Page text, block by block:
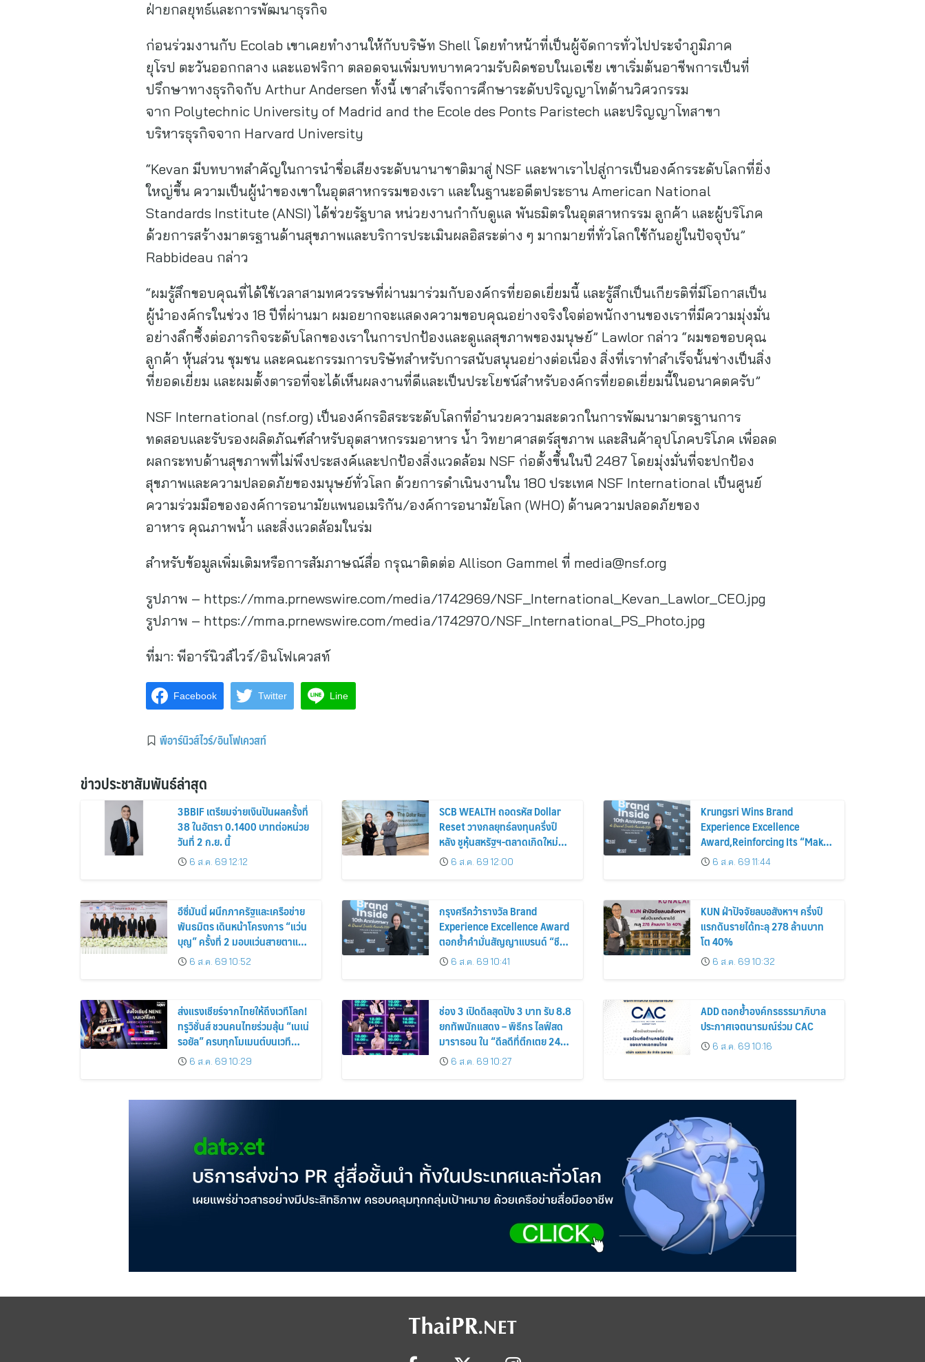
ฝ่ายกลยุทธ์และการพัฒนาธุรกิจ
ก่อนร่วมงานกับ Ecolab เขาเคยทำงานให้กับบริษัท Shell โดยทำหน้าที่เป็นผู้จัดการทั่วไปประจำภูมิภาค
ยุโรป ตะวันออกกลาง และแอฟริกา ตลอดจนเพิ่มบทบาทความรับผิดชอบในเอเชีย เขาเริ่มต้นอาชีพการเป็นที่
ปรึกษาทางธุรกิจกับ Arthur Andersen ทั้งนี้ เขาสำเร็จการศึกษาระดับปริญญาโทด้านวิศวกรรม
จาก Polytechnic University of Madrid and the Ecole des Ponts Paristech และปริญญาโทสาขา
บริหารธุรกิจจาก Harvard University
“Kevan มีบทบาทสำคัญในการนำชื่อเสียงระดับนานาชาติมาสู่ NSF และพาเราไปสู่การเป็นองค์กรระดับโลกที่ยิ่ง
ใหญ่ขึ้น ความเป็นผู้นำของเขาในอุตสาหกรรมของเรา และในฐานะอดีตประธาน American National
Standards Institute (ANSI) ได้ช่วยรัฐบาล หน่วยงานกำกับดูแล พันธมิตรในอุตสาหกรรม ลูกค้า และผู้บริโภค
ด้วยการสร้างมาตรฐานด้านสุขภาพและบริการประเมินผลอิสระต่าง ๆ มากมายที่ทั่วโลกใช้กันอยู่ในปัจจุบัน”
Rabbideau กล่าว
“ผมรู้สึกขอบคุณที่ได้ใช้เวลาสามทศวรรษที่ผ่านมาร่วมกับองค์กรที่ยอดเยี่ยมนี้ และรู้สึกเป็นเกียรติที่มีโอกาสเป็น
ผู้นำองค์กรในช่วง 18 ปีที่ผ่านมา ผมอยากจะแสดงความขอบคุณอย่างจริงใจต่อพนักงานของเราที่มีความมุ่งมั่น
อย่างลึกซึ้งต่อภารกิจระดับโลกของเราในการปกป้องและดูแลสุขภาพของมนุษย์” Lawlor กล่าว “ผมขอขอบคุณ
ลูกค้า หุ้นส่วน ชุมชน และคณะกรรมการบริษัทสำหรับการสนับสนุนอย่างต่อเนื่อง สิ่งที่เราทำสำเร็จนั้นช่างเป็นสิ่ง
ที่ยอดเยี่ยม และผมตั้งตารอที่จะได้เห็นผลงานที่ดีและเป็นประโยชน์สำหรับองค์กรที่ยอดเยี่ยมนี้ในอนาคตครับ”
NSF International (nsf.org) เป็นองค์กรอิสระระดับโลกที่อำนวยความสะดวกในการพัฒนามาตรฐานการ
ทดสอบและรับรองผลิตภัณฑ์สำหรับอุตสาหกรรมอาหาร น้ำ วิทยาศาสตร์สุขภาพ และสินค้าอุปโภคบริโภค เพื่อลด
ผลกระทบด้านสุขภาพที่ไม่พึงประสงค์และปกป้องสิ่งแวดล้อม NSF ก่อตั้งขึ้นในปี 2487 โดยมุ่งมั่นที่จะปกป้อง
สุขภาพและความปลอดภัยของมนุษย์ทั่วโลก ด้วยการดำเนินงานใน 180 ประเทศ NSF International เป็นศูนย์
ความร่วมมือขององค์การอนามัยแพนอเมริกัน/องค์การอนามัยโลก (WHO) ด้านความปลอดภัยของ
อาหาร คุณภาพน้ำ และสิ่งแวดล้อมในร่ม
สำหรับข้อมูลเพิ่มเติมหรือการสัมภาษณ์สื่อ กรุณาติดต่อ Allison Gammel ที่ media@nsf.org
รูปภาพ – https://mma.prnewswire.com/media/1742969/NSF_International_Kevan_Lawlor_CEO.jpg
รูปภาพ – https://mma.prnewswire.com/media/1742970/NSF_International_PS_Photo.jpg
ที่มา: พีอาร์นิวส์ไวร์/อินโฟเควสท์
Facebook Twitter Line
พีอาร์นิวส์ไวร์/อินโฟเควสท์
ข่าวประชาสัมพันธ์ล่าสุด
3BBIF เตรียมจ่ายเงินปันผลครั้งที่
38 ในอัตรา 0.1400 บาทต่อหน่วย
วันที่ 2 ก.ย. นี้
6 ส.ค. 69 12:12
SCB WEALTH ถอดรหัส Dollar
Reset วางกลยุทธ์ลงทุนครึ่งปี
หลัง ชูหุ้นสหรัฐฯ-ตลาดเกิดใหม่
ผนวกบอนด์ระยะสั้น-กลางเสริม
พอร์ตแกร่ง
6 ส.ค. 69 12:00
Krungsri Wins Brand
Experience Excellence
Award,Reinforcing Its “Make
Life Simple” Brand Promise
6 ส.ค. 69 11:44
อีซี่มันนี่ ผนึกภาครัฐและเครือข่าย
พันธมิตร เดินหน้าโครงการ “แว่น
บุญ” ครั้งที่ 2 มอบแว่นสายตาแก่
ประชาชน 600 คน ขยายโอกาส
การมองเห็นสู่ชุมชนไทย
6 ส.ค. 69 10:52
กรุงศรีคว้ารางวัล Brand
Experience Excellence Award
ตอกย้ำคำมั่นสัญญาแบรนด์ “ชีวิต
ง่าย ได้ทุกวัน”
6 ส.ค. 69 10:41
KUN ฝ่าปัจจัยลบอสังหาฯ ครึ่งปี
แรกดันรายได้ทะลุ 278 ล้านบาท
โต 40%
6 ส.ค. 69 10:32
ส่งแรงเชียร์จากไทยให้ถึงเวทีโลก!
ทรูวิชั่นส์ ชวนคนไทยร่วมลุ้น “เนเน่
รอยัล” ครบทุกโมเมนต์บนเวที
AMERICA’S GOT TALENT
SEASON 21
6 ส.ค. 69 10:29
ช่อง 3 เปิดดีลสุดปัง 3 บาท รับ 8.8
ยกทัพนักแสดง – พิธีกร ไลฟ์สด
มาราธอน ใน “ดีลดีที่ตึกเตย 24
ชั่วโมง”
6 ส.ค. 69 10:27
ADD ตอกย้ำองค์กรธรรมาภิบาล
ประกาศเจตนารมณ์ร่วม CAC
6 ส.ค. 69 10:16